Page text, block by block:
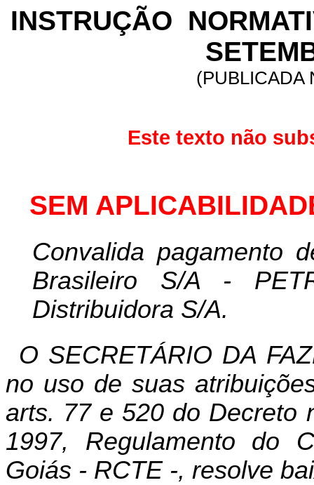
INSTRUÇÃO
(PUBLICADA
Este texto não
SEM
Convalida pagamento
Brasileiro S/A -
Distribuidora S/A.
O SECRETÁRIO DA
no uso de suas
arts. 77 e 520 do Decreto
1997, Regulamento do
Goiás - RCTE -, resolve